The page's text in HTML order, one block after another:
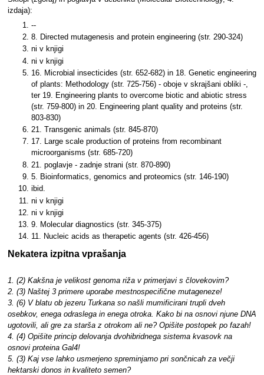
izdaja):
--
8. Directed mutagenesis and protein engineering (str. 290-324)
ni v knjigi
ni v knjigi
16. Microbial insecticides (str. 652-682) in 18. Genetic engineering
of plants: Methodology (str. 725-756) - oboje v skrajšani obliki -,
ter 19. Engineering plants to overcome biotic and abiotic stress
(str. 759-800) in 20. Engineering plant quality and proteins (str.
803-830)
21. Transgenic animals (str. 845-870)
17. Large scale production of proteins from recombinant
microorganisms (str. 685-720)
21. poglavje - zadnje strani (str. 870-890)
5. Bioinformatics, genomics and proteomics (str. 146-190)
ibid.
ni v knjigi
ni v knjigi
9. Molecular diagnostics (str. 345-375)
11. Nucleic acids as therapetic agents (str. 426-456)
Nekatera izpitna vprašanja
1. (2) Kakšna je velikost genoma riža v primerjavi s človekovim?
2. (3) Naštej 3 primere uporabe mestnospecifične mutageneze!
3. (6) V blatu ob jezeru Turkana so našli mumificirani trupli dveh
osebkov, enega odraslega in enega otroka. Kako bi na osnovi njune DNA
ugotovili, ali gre za starša z otrokom ali ne? Opišite postopek po fazah!
4. (4) Opišite princip delovanja dvohibridnega sistema kvasovk na
osnovi proteina Gal4!
5. (3) Kaj vse lahko usmerjeno spreminjamo pri sončnicah za večji
hektarski donos in kvaliteto semen?